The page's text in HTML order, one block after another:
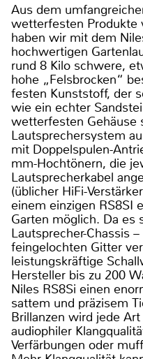
Aus dem
wetterfesten Produkte
haben wir mit dem
hochwertigen
rund 8 Kilo schwere,
hohe „Felsbrocken“
festen Kunststoff, der
wie ein echter
wetterfesten Gehäuse
Lautsprechersystem
mit Doppelspulen-
mm-Hochtönern, die
Lautsprecherkabel
(üblicher HiFi-
einem einzigen RS8SI
Garten möglich. Da es
Lautsprecher-Chassis
feingelochten Gitter
leistungskräftige
Hersteller bis zu 200
Niles RS8Si einen
sattem und präzisem
Brillanzen wird jede
audiophiler
Verfärbungen oder